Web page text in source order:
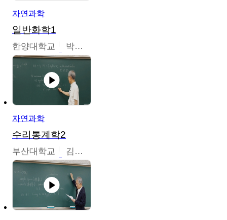
자연과학
일반화학1
한양대학교 박경호
자연과학
수리통계학2
부산대학교 김충락